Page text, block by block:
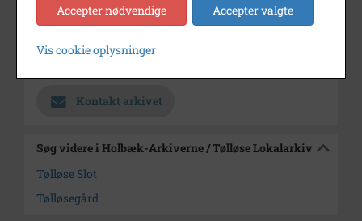
Fotograf
Ukendt
Arkiv
Kontakt arkivet
Søg videre i Holbæk-Arkiverne / Tølløse Lokalarkiv
Tølløse Slot
Tølløsegård
Accepter nødvendige Accepter valgte
Vis cookie oplysninger